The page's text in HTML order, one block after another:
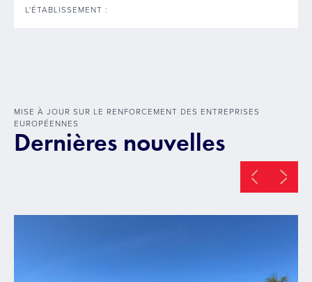
L'ÉTABLISSEMENT :
MISE À JOUR SUR LE RENFORCEMENT DES ENTREPRISES
EUROPÉENNES
Dernières nouvelles